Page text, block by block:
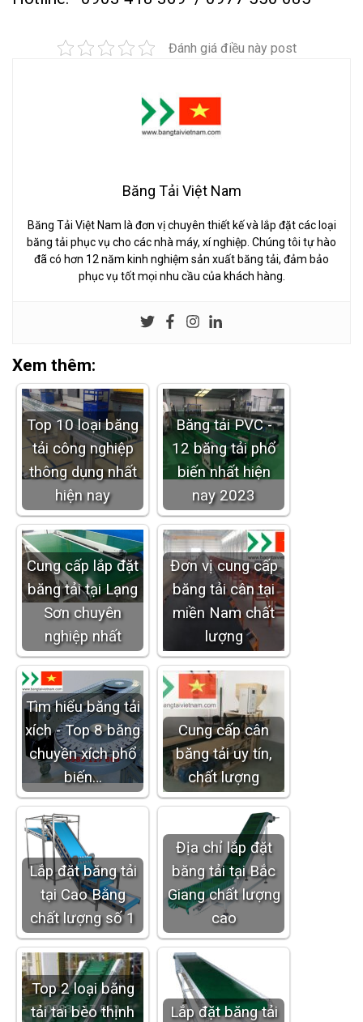
Đánh giá điều này post
Băng Tải Việt Nam
Băng Tải Việt Nam là đơn vị chuyên thiết kế và lắp đặt các loại
băng tải phục vụ cho các nhà máy, xí nghiệp. Chúng tôi tự hào
đã có hơn 12 năm kinh nghiệm sản xuất băng tải, đảm bảo
phục vụ tốt mọi nhu cầu của khách hàng.
Xem thêm:
Top 10 loại băng
tải công nghiệp
thông dụng nhất
hiện nay
Băng tải PVC -
12 băng tải phổ
biến nhất hiện
nay 2023
Cung cấp lắp đặt
băng tải tại Lạng
Sơn chuyên
nghiệp nhất
Đơn vị cung cấp
băng tải cân tại
miền Nam chất
lượng
Tìm hiểu băng tải
xích - Top 8 băng
chuyền xích phổ
biến…
Cung cấp cân
băng tải uy tín,
chất lượng
Lắp đặt băng tải
tại Cao Bằng
chất lượng số 1
Địa chỉ lắp đặt
băng tải tại Bắc
Giang chất lượng
cao
Top 2 loại băng
tải tai bèo thịnh
Lắp đặt băng tải